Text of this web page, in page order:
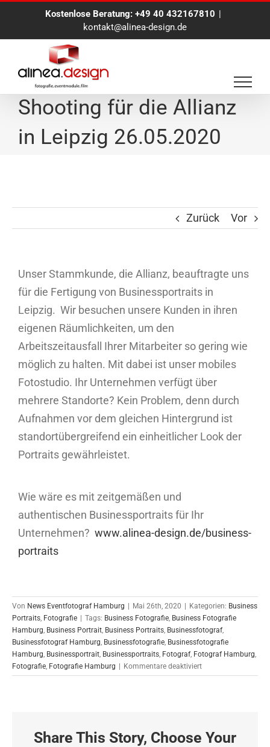
Kostenlose Beratung: +49 40 432167810 |
kontakt@alinea-design.de
Businessportrait
Shooting für die Allianz
in Leipzig 26.05.2020
Zurück Vor
Unser Stammkunde, die Allianz, beauftragte uns
für die Fertigung von Businessportraits in
Leipzig. Wir besuchen unsere Kunden in ihren
eigenen Räumlichkeiten, um den
Arbeitszeitausfall Ihrer Mitarbeiter so gering wie
möglich zu halten. Mit dabei ist unser mobiles
Fotostudio. Ihr Unternehmen verfügt über
mehrere Standorte? Kein Problem, denn durch
Aufnahmen vor dem gleichen Hintergrund ist
standortübergreifend ein einheitlicher Look der
Portraits gewährleistet.
Wie wäre es mit zeitgemäßen und
authentischen Businessportraits für Ihr
Unternehmen? www.alinea-design.de/business-
portraits
Von News Eventfotograf Hamburg Mai 26th, 2020 Kategorien: Business
Portraits, Fotografie Tags: Business Fotografie, Business Fotografie
Hamburg, Business Portrait, Business Portraits, Businessfotograf,
Businessfotograf Hamburg, Businessfotografie, Businessfotografie
Hamburg, Businessportrait, Businessportraits, Fotograf, Fotograf Hamburg,
Fotografie, Fotografie Hamburg Kommentare deaktiviertfür
Businessportrait
in
Share This Story, Choose Your